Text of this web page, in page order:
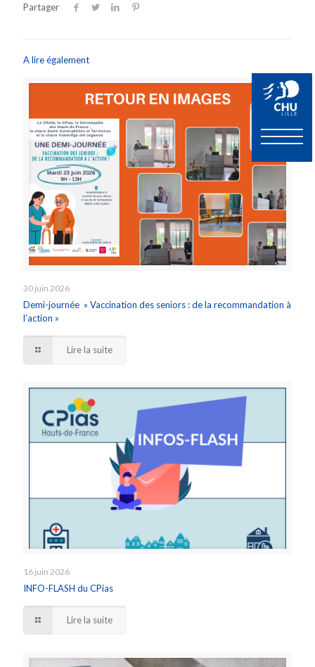
Partager
A lire également
30 juin 2026
Demi-journée » Vaccination des seniors : de la recommandation à
l’action »
Lire la suite
16 juin 2026
INFO-FLASH du CPias
Lire la suite